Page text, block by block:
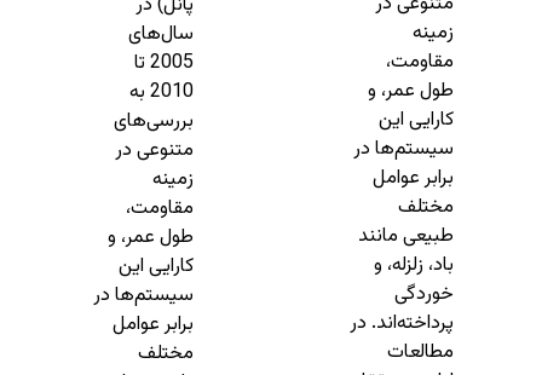
زمینه
مقاومت،
طول عمر، و
کارایی این
سیستم‌ها در
برابر عوامل
مختلف
طبیعی مانند
باد، زلزله، و
خوردگی
پرداخته‌اند. در
مطالعات
سال‌های
2005 تا
2010 به
بررسی‌های
متنوعی در
زمینه
مقاومت،
طول عمر، و
کارایی این
سیستم‌ها در
برابر عوامل
مختلف